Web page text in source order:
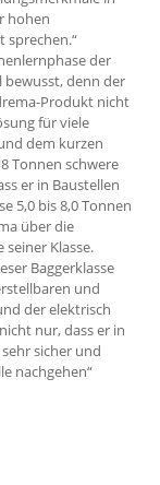
hohen
der
denn der
Produkt nicht
für viele
dem kurzen
Tonnen schwere
er in Baustellen
5,0 bis 8,0 Tonnen
über die
Klasse.
Baggerklasse
und
der elektrisch
nur, dass er in
sicher und
nachgehen“